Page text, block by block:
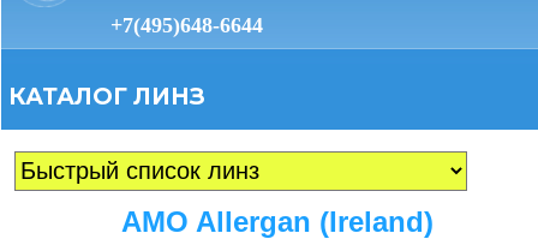
+7(495)648-6644
КАТАЛОГ ЛИНЗ
AMO Allergan (Ireland)